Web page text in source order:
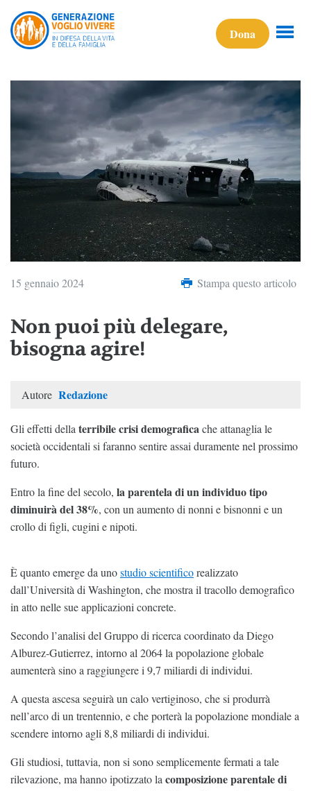
Dona
15 gennaio 2024 Stampa questo articolo
Non puoi più delegare,
bisogna agire!
Autore Redazione
Gli effetti della terribile crisi demograficache attanaglia le
società occidentali si faranno sentire assai duramente nel prossimo
futuro.
Entro la fine del secolo, la parentela di un individuo tipo
diminuirà del 38%, con un aumento di nonni e bisnonni e un
crollo di figli, cugini e nipoti.
È quanto emerge da unostudio scientificorealizzato
dall’Università di Washington, che mostra il tracollo demografico
in atto nelle sue applicazioni concrete.
Secondo l’analisi del Gruppo di ricerca coordinato da Diego
Alburez-Gutierrez, intorno al 2064 la popolazione globale
aumenterà sino a raggiungere i 9,7 miliardi di individui.
A questa ascesa seguirà un calo vertiginoso, che si produrrà
nell’arco di un trentennio, e che porterà la popolazione mondiale a
scendere intorno agli 8,8 miliardi di individui.
Gli studiosi, tuttavia, non si sono semplicemente fermati a tale
rilevazione, ma hanno ipotizzato la composizione parentale di